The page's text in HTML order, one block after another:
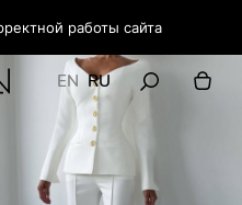
работы сайта
EN RU